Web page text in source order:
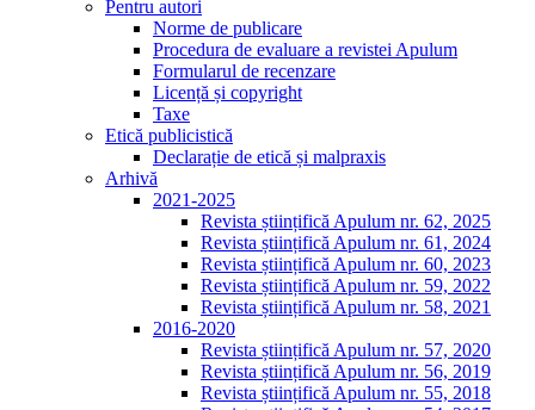
Pentru autori
Norme de publicare
Procedura de evaluare a revistei Apulum
Formularul de recenzare
Licență și copyright
Taxe
Etică publicistică
Declarație de etică și malpraxis
Arhivă
2021-2025
Revista științifică Apulum nr. 62, 2025
Revista științifică Apulum nr. 61, 2024
Revista științifică Apulum nr. 60, 2023
Revista științifică Apulum nr. 59, 2022
Revista științifică Apulum nr. 58, 2021
2016-2020
Revista științifică Apulum nr. 57, 2020
Revista științifică Apulum nr. 56, 2019
Revista științifică Apulum nr. 55, 2018